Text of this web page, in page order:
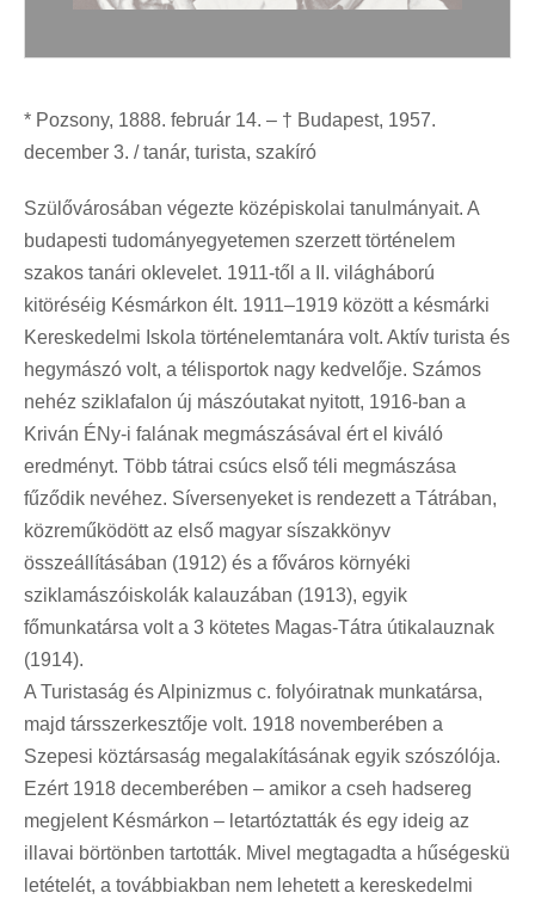
* Pozsony, 1888. február 14. – † Budapest, 1957.
december 3. / tanár, turista, szakíró
Szülővárosában végezte középiskolai tanulmányait. A
budapesti tudományegyetemen szerzett történelem
szakos tanári oklevelet. 1911-től a II. világháború
kitöréséig Késmárkon élt. 1911–1919 között a késmárki
Kereskedelmi Iskola történelemtanára volt. Aktív turista és
hegymászó volt, a télisportok nagy kedvelője. Számos
nehéz sziklafalon új mászóutakat nyitott, 1916-ban a
Kriván ÉNy-i falának megmászásával ért el kiváló
eredményt. Több tátrai csúcs első téli megmászása
fűződik nevéhez. Síversenyeket is rendezett a Tátrában,
közreműködött az első magyar síszakkönyv
összeállításában (1912) és a főváros környéki
sziklamászóiskolák kalauzában (1913), egyik
főmunkatársa volt a 3 kötetes Magas-Tátra útikalauznak
(1914).
A Turistaság és Alpinizmus c. folyóiratnak munkatársa,
majd társszerkesztője volt. 1918 novemberében a
Szepesi köztársaság megalakításának egyik szószólója.
Ezért 1918 decemberében – amikor a cseh hadsereg
megjelent Késmárkon – letartóztatták és egy ideig az
illavai börtönben tartották. Mivel megtagadta a hűségeskü
letételét, a továbbiakban nem lehetett a kereskedelmi